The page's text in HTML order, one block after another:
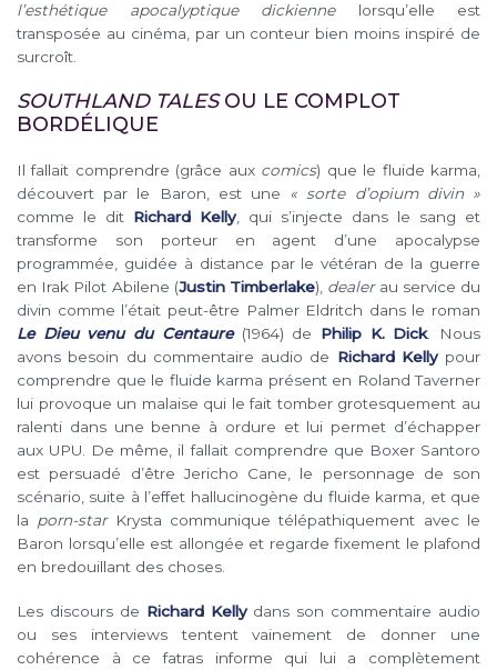
l’esthétique apocalyptique dickiennelorsqu’elle est
transposée au cinéma, par un conteur bien moins inspiré de
surcroît.
SOUTHLAND TALESOU LE COMPLOT
BORDÉLIQUE
Il fallait comprendre (grâce aux comics) que le fluide karma,
découvert par le Baron, est une « sorte d’opium divin »
comme le dit Richard Kelly, qui s’injecte dans le sang et
transforme son porteur en agent d’une apocalypse
programmée, guidée à distance par le vétéran de la guerre
en Irak Pilot Abilene (Justin Timberlake), dealerau service du
divin comme l’était peut-être Palmer Eldritch dans le roman
Le Dieu venu du Centaure (1964) de Philip K. Dick. Nous
avons besoin du commentaire audio de Richard Kellypour
comprendre que le fluide karma présent en Roland Taverner
lui provoque un malaise qui le fait tomber grotesquement au
ralenti dans une benne à ordure et lui permet d’échapper
aux UPU. De même, il fallait comprendre que Boxer Santoro
est persuadé d’être Jericho Cane, le personnage de son
scénario, suite à l’effet hallucinogène du fluide karma, et que
la porn-star Krysta communique télépathiquement avec le
Baron lorsqu’elle est allongée et regarde fixement le plafond
en bredouillant des choses.
Les discours de Richard Kellydans son commentaire audio
ou ses interviews tentent vainement de donner une
cohérence à ce fatras informe qui lui a complètement